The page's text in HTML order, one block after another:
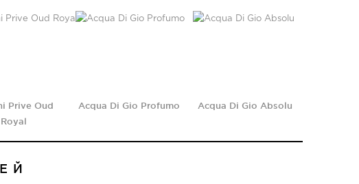
Prive Oud
Royal
Acqua Di Gio Profumo Acqua Di Gio Absolu